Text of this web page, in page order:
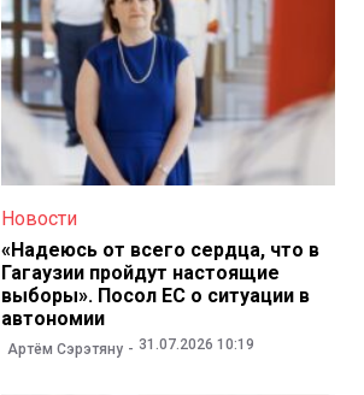
Новости
«Надеюсь от всего сердца, что в
Гагаузии пройдут настоящие
выборы». Посол ЕС о ситуации в
автономии
Артём Сэрэтяну 31.07.2026 10:19